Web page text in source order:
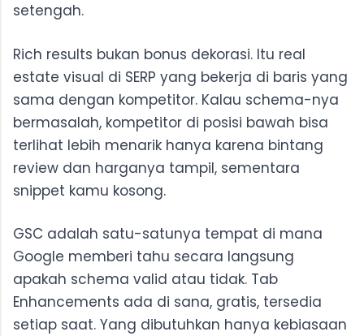
setengah.
Rich results bukan bonus dekorasi. Itu real
estate visual di SERP yang bekerja di baris yang
sama dengan kompetitor. Kalau schema-nya
bermasalah, kompetitor di posisi bawah bisa
terlihat lebih menarik hanya karena bintang
review dan harganya tampil, sementara
snippet kamu kosong.
GSC adalah satu-satunya tempat di mana
Google memberi tahu secara langsung
apakah schema valid atau tidak. Tab
Enhancements ada di sana, gratis, tersedia
setiap saat. Yang dibutuhkan hanya kebiasaan